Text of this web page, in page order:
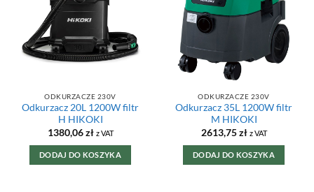
ODKURZACZE 230V
Odkurzacz 20L 1200W filtr
H HIKOKI
1380,06zł z VAT
DODAJ DO KOSZYKA
ODKURZACZE 230V
Odkurzacz 35L 1200W filtr
M HIKOKI
2613,75zł z VAT
DODAJ DO KOSZYKA